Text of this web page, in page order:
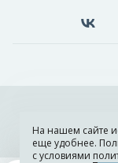
На нашем сайте
еще удобнее.
с условиями